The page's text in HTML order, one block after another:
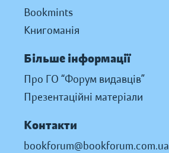
Bookmints
Книгоманія
Більше інформації
Про ГО “Форум видавців”
Презентаційні матеріали
Контакти
bookforum@bookforum.com.ua